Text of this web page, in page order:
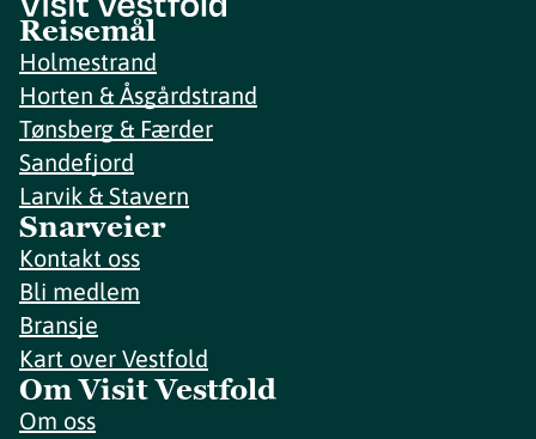
Reisemål
Holmestrand
Horten & Åsgårdstrand
Tønsberg & Færder
Sandefjord
Larvik & Stavern
Snarveier
Kontakt oss
Bli medlem
Bransje
Kart over Vestfold
Om Visit Vestfold
Om oss